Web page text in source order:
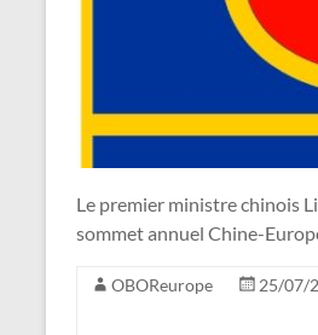
Le premier ministre chinois
sommet annuel Chine-
OBOReurope 25/07/